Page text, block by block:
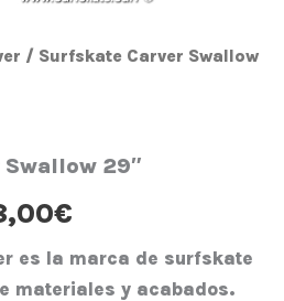
/ Surfskate Carver Swallow
29″
€
es la marca de surfskate
materiales y acabados.